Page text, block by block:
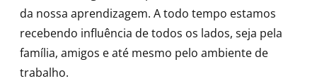
da nossa aprendizagem. A todo tempo estamos
recebendo influência de todos os lados, seja pela
família, amigos e até mesmo pelo ambiente de
trabalho.